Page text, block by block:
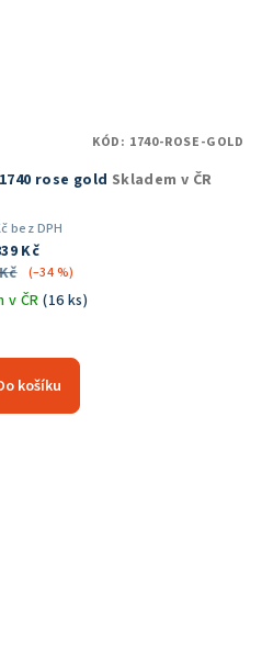
rose gold Skladem v ČR
bez DPH
Kč
(–34 %)
v ČR(16 ks)
hodnocení
produktu
košíku
KÓD: 1740-ROSE-GOLD